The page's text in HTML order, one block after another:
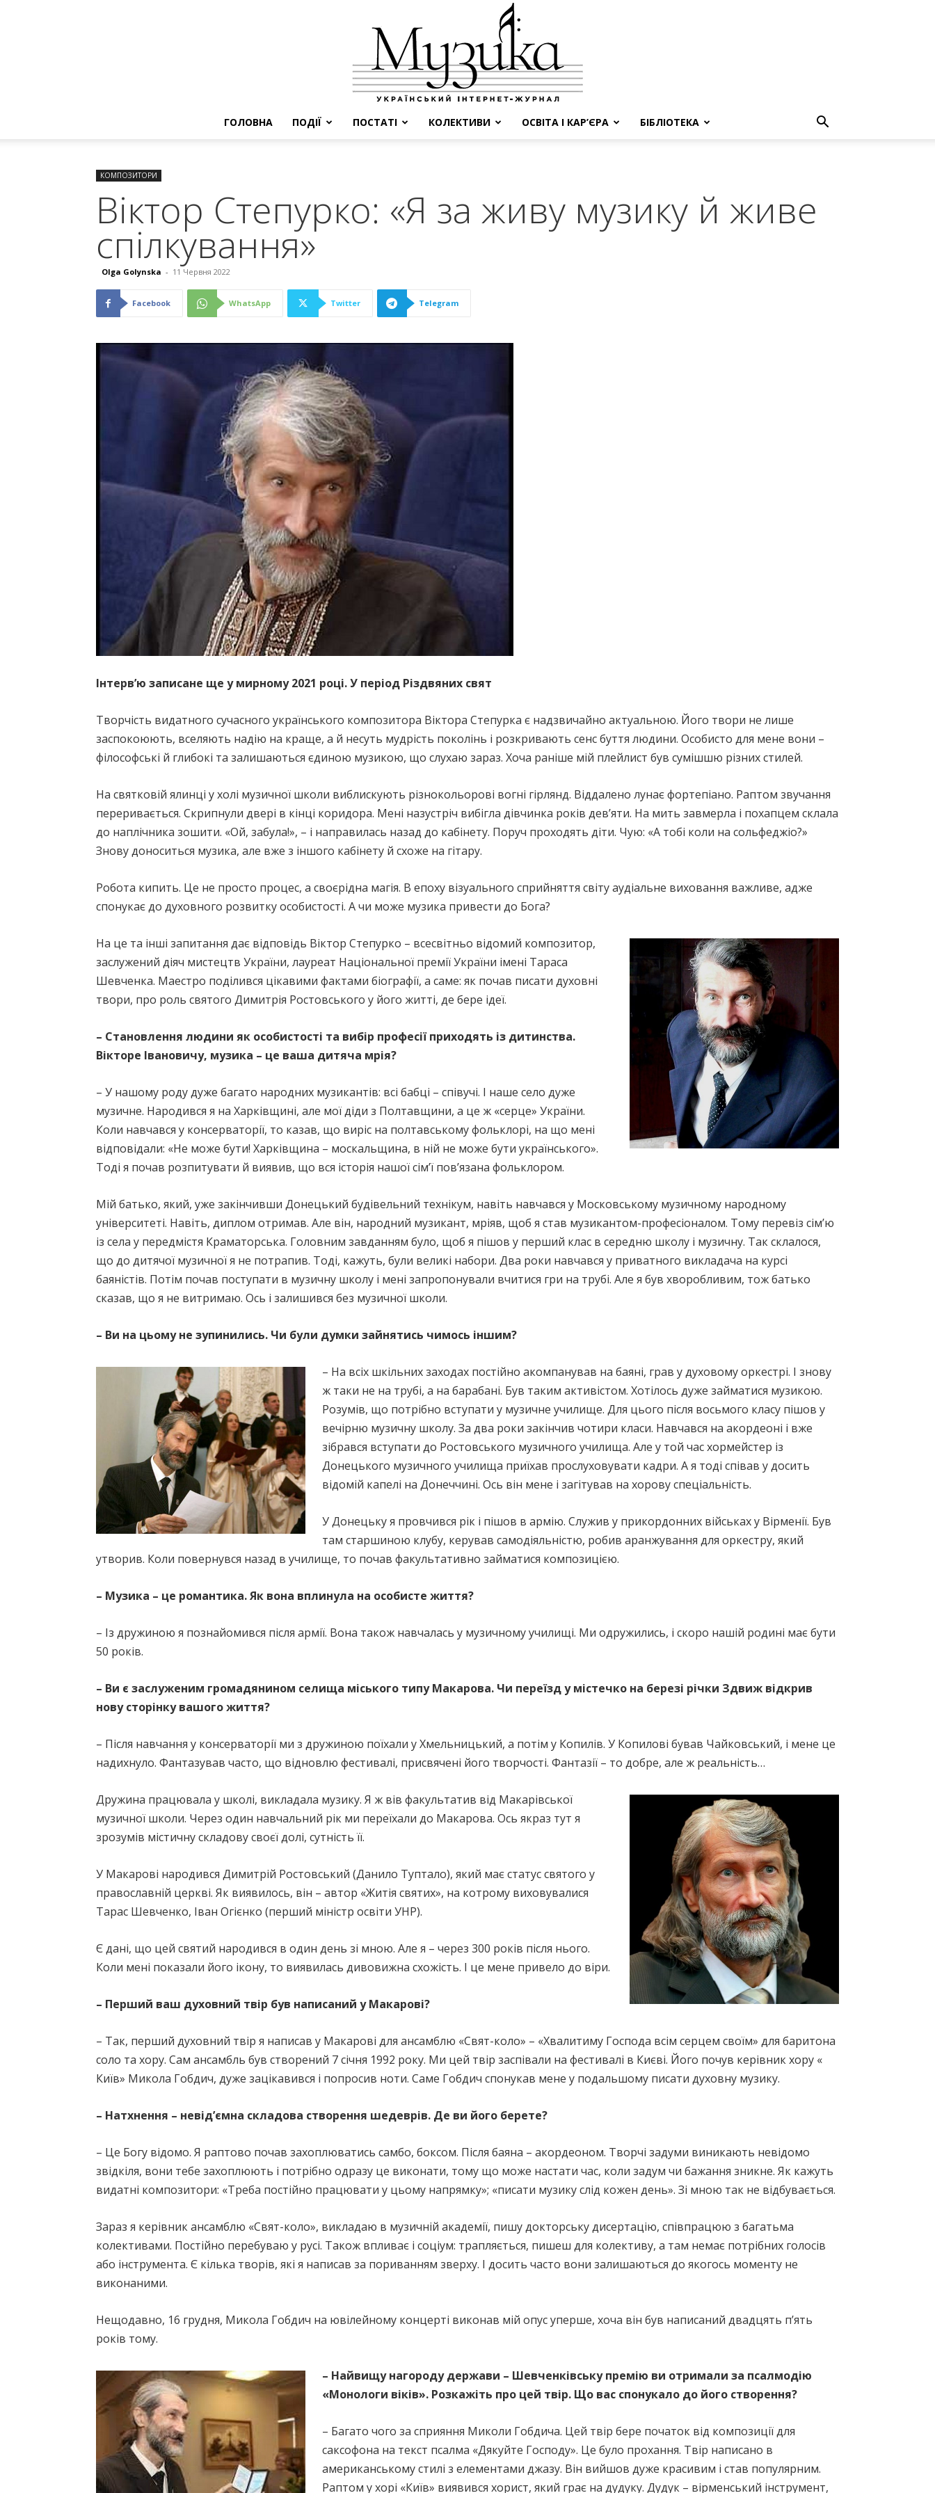
ГОЛОВНА ПОДІЇ ПОСТАТІ КОЛЕКТИВИ ОСВІТА І КАР’ЄРА БІБЛІОТЕКА
КОМПОЗИТОРИ
Віктор Степурко: «Я за живу музику й живе
спілкування»
Olga Golynska - 11 Червня 2022
Facebook WhatsApp Twitter Telegram
Інтерв’ю записане ще у мирному 2021 році. У період Різдвяних свят
Творчість видатного сучасного українського композитора Віктора Степурка є надзвичайно актуальною. Його твори не лише
заспокоюють, вселяють надію на краще, а й несуть мудрість поколінь і розкривають сенс буття людини. Особисто для мене вони –
філософські й глибокі та залишаються єдиною музикою, що слухаю зараз. Хоча раніше мій плейлист був сумішшю різних стилей.
На святковій ялинці у холі музичної школи виблискують різнокольорові вогні гірлянд. Віддалено лунає фортепіано. Раптом звучання
переривається. Скрипнули двері в кінці коридора. Мені назустріч вибігла дівчинка років дев’яти. На мить завмерла і похапцем склала
до наплічника зошити. «Ой, забула!», – і направилась назад до кабінету. Поруч проходять діти. Чую: «А тобі коли на сольфеджіо?»
Знову доноситься музика, але вже з іншого кабінету й схоже на гітару.
Робота кипить. Це не просто процес, а своєрідна магія. В епоху візуального сприйняття світу аудіальне виховання важливе, адже
спонукає до духовного розвитку особистості. А чи може музика привести до Бога?
На це та інші запитання дає відповідь Віктор Степурко – всесвітньо відомий композитор,
заслужений діяч мистецтв України, лауреат Національної премії України імені Тараса
Шевченка. Маестро поділився цікавими фактами біографії, а саме: як почав писати духовні
твори, про роль святого Димитрія Ростовського у його житті, де бере ідеї.
– Становлення людини як особистості та вибір професії приходять із дитинства.
Вікторе Івановичу, музика – це ваша дитяча мрія?
– У нашому роду дуже багато народних музикантів: всі бабці – співучі. І наше село дуже
музичне. Народився я на Харківщині, але мої діди з Полтавщини, а це ж «серце» України.
Коли навчався у консерваторії, то казав, що виріс на полтавському фольклорі, на що мені
відповідали: «Не може бути! Харківщина – москальщина, в ній не може бути українського».
Тоді я почав розпитувати й виявив, що вся історія нашої сім’ї пов’язана фольклором.
Мій батько, який, уже закінчивши Донецький будівельний технікум, навіть навчався у Московському музичному народному
університеті. Навіть, диплом отримав. Але він, народний музикант, мріяв, щоб я став музикантом-професіоналом. Тому перевіз сім’ю
із села у передмістя Краматорська. Головним завданням було, щоб я пішов у перший клас в середню школу і музичну. Так склалося,
що до дитячої музичної я не потрапив. Тоді, кажуть, були великі набори. Два роки навчався у приватного викладача на курсі
баяністів. Потім почав поступати в музичну школу і мені запропонували вчитися гри на трубі. Але я був хворобливим, тож батько
сказав, що я не витримаю. Ось і залишився без музичної школи.
– Ви на цьому не зупинились. Чи були думки зайнятись чимось іншим?
– На всіх шкільних заходах постійно акомпанував на баяні, грав у духовому оркестрі. І знову
ж таки не на трубі, а на барабані. Був таким активістом. Хотілось дуже займатися музикою.
Розумів, що потрібно вступати у музичне училище. Для цього після восьмого класу пішов у
вечірню музичну школу. За два роки закінчив чотири класи. Навчався на акордеоні і вже
зібрався вступати до Ростовського музичного училища. Але у той час хормейстер із
Донецького музичного училища приїхав прослуховувати кадри. А я тоді співав у досить
відомій капелі на Донеччині. Ось він мене і загітував на хорову спеціальність.
У Донецьку я провчився рік і пішов в армію. Служив у прикордонних військах у Вірменії. Був
там старшиною клубу, керував самодіяльністю, робив аранжування для оркестру, який
утворив. Коли повернувся назад в училище, то почав факультативно займатися композицією.
– Музика – це романтика. Як вона вплинула на особисте життя?
– Із дружиною я познайомився після армії. Вона також навчалась у музичному училищі. Ми одружились, і скоро нашій родині має бути
50 років.
– Ви є заслуженим громадянином селища міського типу Макарова. Чи переїзд у містечко на березі річки Здвиж відкрив
нову сторінку вашого життя?
– Після навчання у консерваторії ми з дружиною поїхали у Хмельницький, а потім у Копилів. У Копилові бував Чайковський, і мене це
надихнуло. Фантазував часто, що відновлю фестивалі, присвячені його творчості. Фантазії – то добре, але ж реальність…
Дружина працювала у школі, викладала музику. Я ж вів факультатив від Макарівської
музичної школи. Через один навчальний рік ми переїхали до Макарова. Ось якраз тут я
зрозумів містичну складову своєї долі, сутність її.
У Макарові народився Димитрій Ростовський (Данило Туптало), який має статус святого у
православній церкві. Як виявилось, він – автор «Житія святих», на котрому виховувалися
Тарас Шевченко, Іван Огієнко (перший міністр освіти УНР).
Є дані, що цей святий народився в один день зі мною. Але я – через 300 років після нього.
Коли мені показали його ікону, то виявилась дивовижна схожість. І це мене привело до віри.
– Перший ваш духовний твір був написаний у Макарові?
– Так, перший духовний твір я написав у Макарові для ансамблю «Свят-коло» – «Хвалитиму Господа всім серцем своїм» для баритона
соло та хору. Сам ансамбль був створений 7 січня 1992 року. Ми цей твір заспівали на фестивалі в Києві. Його почув керівник хору «
Київ» Микола Гобдич, дуже зацікавився і попросив ноти. Саме Гобдич спонукав мене у подальшому писати духовну музику.
– Натхнення – невід’ємна складова створення шедеврів. Де ви його берете?
– Це Богу відомо. Я раптово почав захоплюватись самбо, боксом. Після баяна – акордеоном. Творчі задуми виникають невідомо
звідкіля, вони тебе захоплюють і потрібно одразу це виконати, тому що може настати час, коли задум чи бажання зникне. Як кажуть
видатні композитори: «Треба постійно працювати у цьому напрямку»; «писати музику слід кожен день». Зі мною так не відбувається.
Зараз я керівник ансамблю «Свят-коло», викладаю в музичній академії, пишу докторську дисертацію, співпрацюю з багатьма
колективами. Постійно перебуваю у русі. Також впливає і соціум: трапляється, пишеш для колективу, а там немає потрібних голосів
або інструмента. Є кілька творів, які я написав за пориванням зверху. І досить часто вони залишаються до якогось моменту не
виконаними.
Нещодавно, 16 грудня, Микола Гобдич на ювілейному концерті виконав мій опус уперше, хоча він був написаний двадцять п’ять
років тому.
– Найвищу нагороду держави – Шевченківську премію ви отримали за псалмодію
«Монологи віків». Розкажіть про цей твір. Що вас спонукало до його створення?
– Багато чого за сприяння Миколи Гобдича. Цей твір бере початок від композиції для
саксофона на текст псалма «Дякуйте Господу». Це було прохання. Твір написано в
американському стилі з елементами джазу. Він вийшов дуже красивим і став популярним.
Раптом у хорі «Київ» виявився хорист, який грає на дудуку. Дудук – вірменський інструмент,